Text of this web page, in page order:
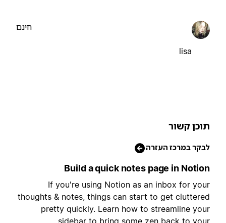
קשור
במרכז העזרה
Build a quick notes page in
If you're using Notion as an inbox for
thoughts & notes, things can start to get
pretty quickly. Learn how to streamline